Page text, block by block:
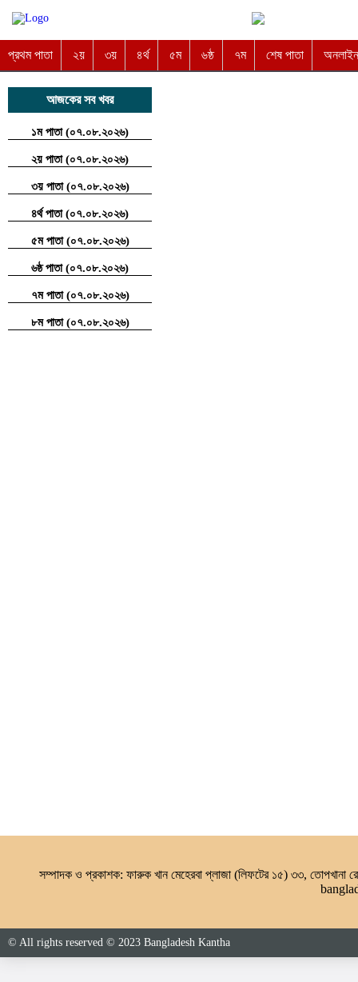
প্রথম পাতা ২য় ৩য় ৪র্থ ৫ম ৬ষ্ঠ ৭ম শেষ পাতা অনলাইন
আজকের সব খবর
১ম পাতা (০৭.০৮.২০২৬)
২য় পাতা (০৭.০৮.২০২৬)
৩য় পাতা (০৭.০৮.২০২৬)
৪র্থ পাতা (০৭.০৮.২০২৬)
৫ম পাতা (০৭.০৮.২০২৬)
৬ষ্ঠ পাতা (০৭.০৮.২০২৬)
৭ম পাতা (০৭.০৮.২০২৬)
৮ম পাতা (০৭.০৮.২০২৬)
সম্পাদক ও প্রকাশক: ফারুক খান মেহেরবা প্লাজা (লিফটের ১৫) ৩৩, তোপখানা
© All rights reserved © 2023 Bangladesh Kantha